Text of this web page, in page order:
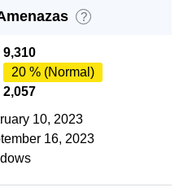
?
9,310
20 % (Normal)
2,057
10, 2023
16, 2023